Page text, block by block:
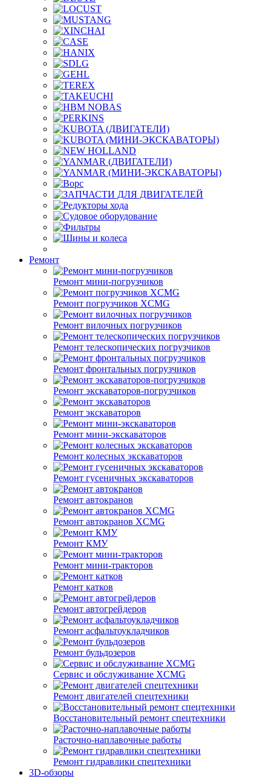
Ремонт
Ремонт мини-погрузчиков
Ремонт погрузчиков XCMG
Ремонт вилочных погрузчиков
Ремонт телескопических погрузчиков
Ремонт фронтальных погрузчиков
Ремонт экскаваторов-погрузчиков
Ремонт экскаваторов
Ремонт мини-экскаваторов
Ремонт колесных экскаваторов
Ремонт гусеничных экскаваторов
Ремонт автокранов
Ремонт автокранов XCMG
Ремонт КМУ
Ремонт мини-тракторов
Ремонт катков
Ремонт автогрейдеров
Ремонт асфальтоукладчиков
Ремонт бульдозеров
Сервис и обслуживание XCMG
Ремонт двигателей спецтехники
Восстановительный ремонт спецтехники
Расточно-наплавочные работы
Ремонт гидравлики спецтехники
3D-обзоры